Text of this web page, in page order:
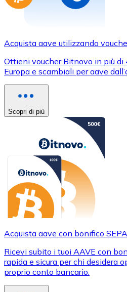
Acquista aave utilizzando
Ottieni voucher Bitnovo in più
Europa e scambiali per aave
Scopri di più
Acquista aave con bonifico
Ricevi subito i tuoi AAVE con
rapida e sicura per chi desidera
proprio conto bancario.